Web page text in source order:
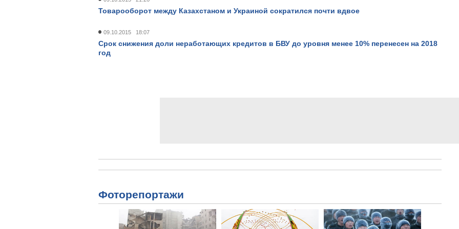
Товарооборот между Казахстаном и Украиной сократился почти вдвое
09.10.2015 18:07
Срок снижения доли неработающих кредитов в БВУ до уровня менее 10% перенесен на 2018
год
Фоторепортажи